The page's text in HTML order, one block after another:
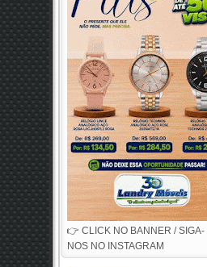
👉 CLICK NO BANNER / SIGA-
NOS NO INSTAGRAM